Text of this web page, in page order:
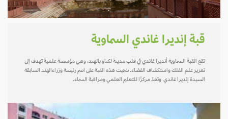
قبة إنديرا غاندي السماوية
تقع القبة السماوية أنديرا غاندي في قلب مدينة لكناو بالهند، وهي مؤسسة علمية تهدف إلى
تعزيز علم الفلك واستكشاف الفضاء. سُمّيت هذه القبة على اسم رئيسة وزراءالهند السابقة
السيدة إنديرا غاندي وتعدّ مركزًا للتعليم العلمي ومراقبة السماء.